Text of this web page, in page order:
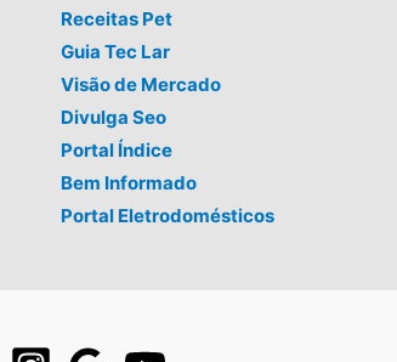
Receitas Pet
Guia Tec Lar
Visão de Mercado
Divulga Seo
Portal Índice
Bem Informado
Portal Eletrodomésticos